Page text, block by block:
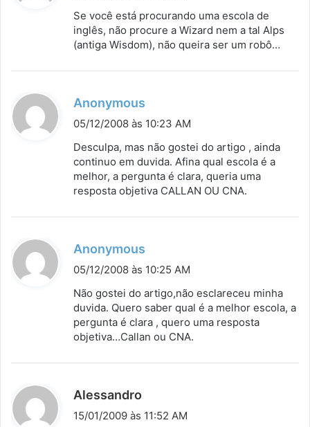
s
e
Se você está procurando uma escola de
inglês, não procure a Wizard nem a tal Alps
(antiga Wisdom), não queira ser um robô…
Anonymous
i
s
e
:
05/12/2008 às 10:23 AM
Desculpa, mas não gostei do artigo , ainda
continuo em duvida. Afina qual escola é a
melhor, a pergunta é clara, queria uma
resposta objetiva CALLAN OU CNA.
Anonymous
i
s
e
:
05/12/2008 às 10:25 AM
Não gostei do artigo,não esclareceu minha
duvida. Quero saber qual é a melhor escola, a
pergunta é clara , quero uma resposta
objetiva…Callan ou CNA.
Alessandro
15/01/2009 às 11:52 AM